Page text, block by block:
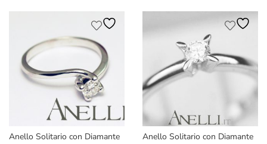
€2.300,00.
€1.799,00.
Anello Solitario con Diamante
Anello Solitario con Diamante